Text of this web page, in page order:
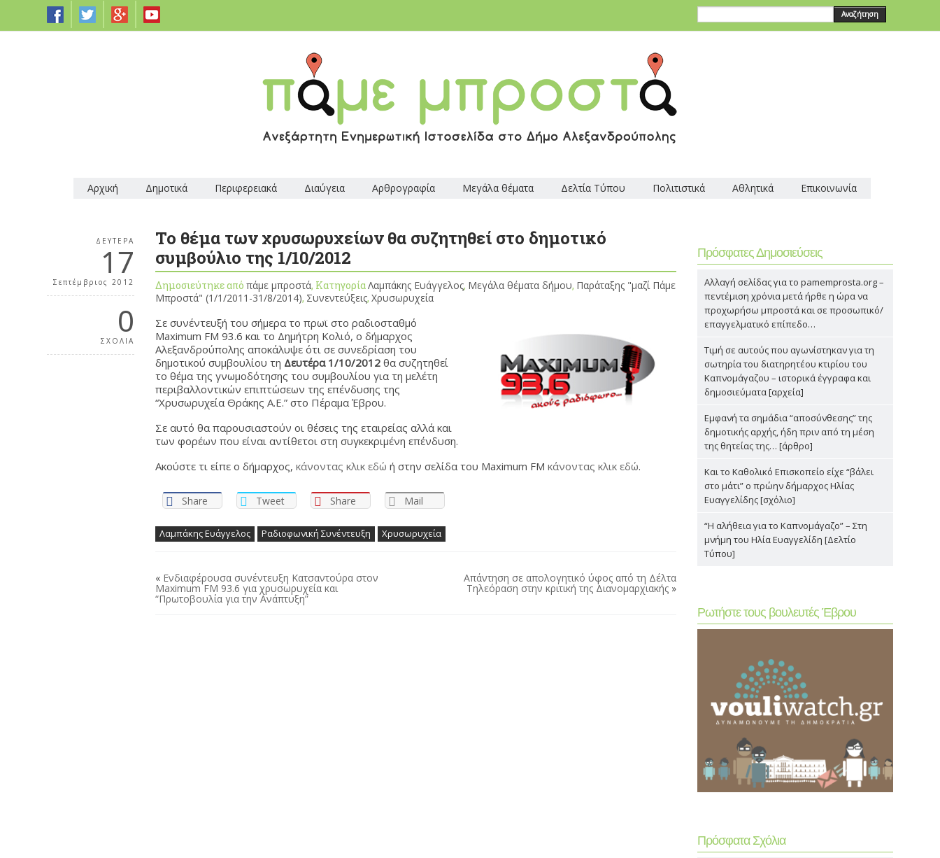
Αναζήτηση
Αρχική Δημοτικά Περιφερειακά Διαύγεια Αρθρογραφία Μεγάλα θέματα Δελτία Τύπου Πολιτιστικά Αθλητικά Επικοινωνία
ΔΕΥΤΈΡΑ
17
Σεπτέμβριος 2012
0
ΣΧΟΛΙΑ
Το θέμα των χρυσωρυχείων θα συζητηθεί στο δημοτικό
συμβούλιο της 1/10/2012
Δημοσιεύτηκε απόπάμε μπροστά, ΚατηγορίαΛαμπάκης Ευάγγελος, Μεγάλα θέματα δήμου, Παράταξης "μαζί Πάμε
Μπροστά" (1/1/2011-31/8/2014), Συνεντεύξεις,Χρυσωρυχεία
Σε συνέντευξή του σήμερα το πρωϊ στο ραδιοσταθμό
Maximum FM 93.6 και το Δημήτρη Κολιό, ο δήμαρχος
Αλεξανδρούπολης αποκάλυψε ότι σε συνεδρίαση του
δημοτικού συμβουλίου τη Δευτέρα 1/10/2012 θα συζητηθεί
το θέμα της γνωμοδότησης του συμβουλίου για τη μελέτη
περιβαλλοντικών επιπτώσεων της επένδυσης της
“Χρυσωρυχεία Θράκης Α.Ε.” στο Πέραμα Έβρου.
Σε αυτό θα παρουσιαστούν οι θέσεις της εταιρείας αλλά και
των φορέων που είναι αντίθετοι στη συγκεκριμένη επένδυση.
Ακούστε τι είπε ο δήμαρχος,κάνοντας κλικ εδώ ή στην σελίδα του Maximum FMκάνοντας κλικ εδώ.
Share Tweet Share Mail
Λαμπάκης Ευάγγελος Ραδιοφωνική Συνέντευξη Χρυσωρυχεία
« Ενδιαφέρουσα συνέντευξη Κατσαντούρα στον
Maximum FM 93.6 για χρυσωρυχεία και
“Πρωτοβουλία για την Ανάπτυξη”
Απάντηση σε απολογητικό ύφος από τη Δέλτα
Τηλεόραση στην κριτική της Διανομαρχιακής »
Πρόσφατες Δημοσιεύσεις
Αλλαγή σελίδας για το pamemprosta.org –
πεντέμιση χρόνια μετά ήρθε η ώρα να
προχωρήσω μπροστά και σε προσωπικό/
επαγγελματικό επίπεδο…
Τιμή σε αυτούς που αγωνίστηκαν για τη
σωτηρία του διατηρητέου κτιρίου του
Καπνομάγαζου – ιστορικά έγγραφα και
δημοσιεύματα [αρχεία]
Εμφανή τα σημάδια “αποσύνθεσης” της
δημοτικής αρχής, ήδη πριν από τη μέση
της θητείας της… [άρθρο]
Και το Καθολικό Επισκοπείο είχε “βάλει
στο μάτι” ο πρώην δήμαρχος Ηλίας
Ευαγγελίδης [σχόλιο]
“Η αλήθεια για το Καπνομάγαζο” – Στη
μνήμη του Ηλία Ευαγγελίδη [Δελτίο
Τύπου]
Ρωτήστε τους βουλευτές Έβρου
Πρόσφατα Σχόλια